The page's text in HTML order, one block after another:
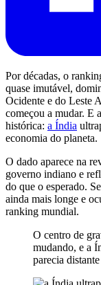
Por décadas, o
quase imutável,
Ocidente e do Leste
começou a mudar. E
histórica: a Índia
economia do planeta.
O dado aparece na
governo indiano e
do que o esperado.
ainda mais longe e
ranking mundial.
O centro de
mudando, e a
parecia